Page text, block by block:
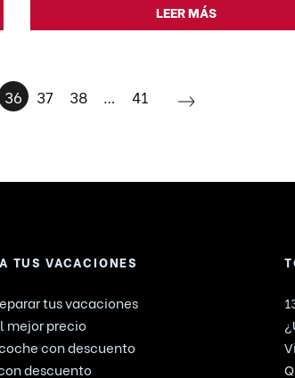
LEER MÁS
36 37 38 41
TUS VACACIONES
tus vacaciones
mejor precio
con descuento
descuento